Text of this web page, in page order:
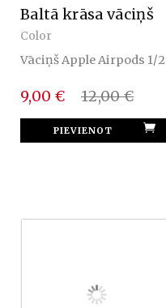
Baltā krāsa vāciņš
Color
Vāciņš Apple Airpods 1/2
9,00 € 12,00 €